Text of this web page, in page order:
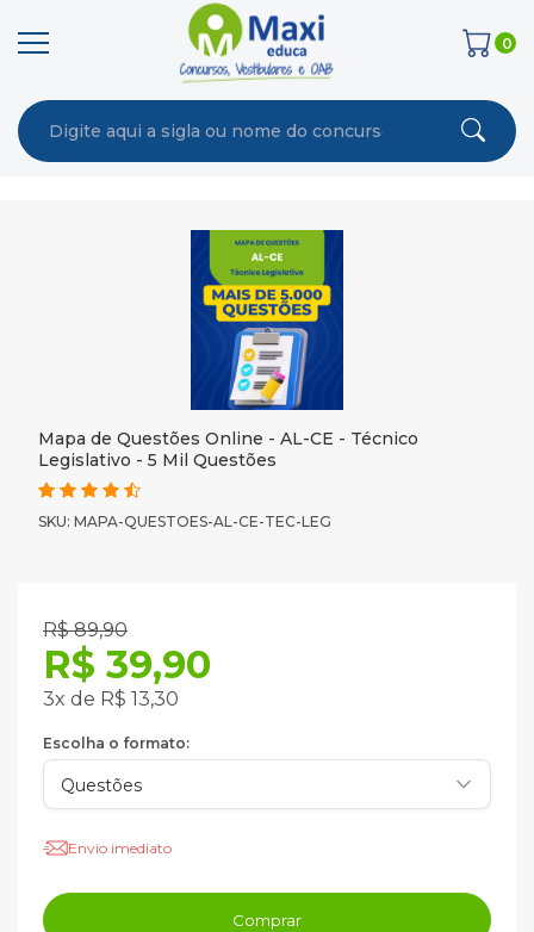
0
Mapa de Questões Online - AL-CE - Técnico
Legislativo - 5 Mil Questões
SKU: MAPA-QUESTOES-AL-CE-TEC-LEG
R$ 89,90
R$ 39,90
3x de R$ 13,30
Escolha o formato:
Envio imediato
Comprar